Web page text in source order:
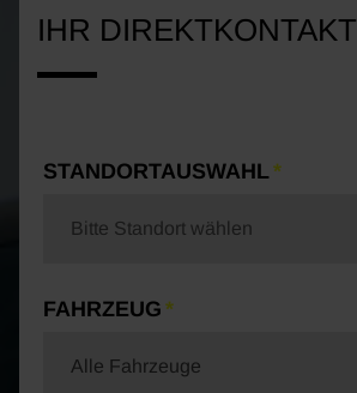
IHR DIREKTKONTAKT
STANDORTAUSWAHL
Bitte Standort wählen
FAHRZEUG
Alle Fahrzeuge